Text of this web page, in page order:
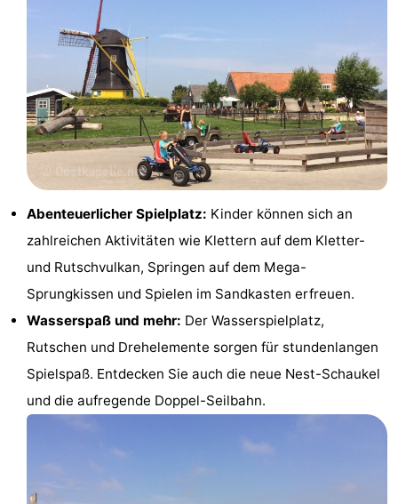
Zimmer
(mit
Frühstück)
Lastminutes
Strand
Sehen
tun
Museen
Denkmäler
Mühlen
Leuchtturme
Aussichtspunkte
Attraktionen
Abenteuerlicher Spielplatz: Kinder können sich an
zahlreichen Aktivitäten wie Klettern auf dem Kletter-
und Rutschvulkan, Springen auf dem Mega-
Sprungkissen und Spielen im Sandkasten erfreuen.
Wasserspaß und mehr: Der Wasserspielplatz,
Rutschen und Drehelemente sorgen für stundenlangen
Spielspaß. Entdecken Sie auch die neue Nest-Schaukel
und die aufregende Doppel-Seilbahn.